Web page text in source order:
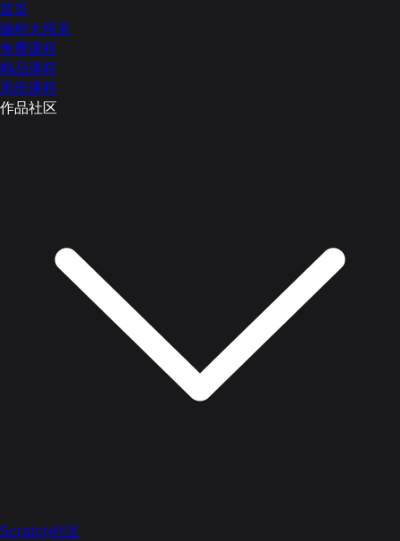
首页
编程大闯关
免费课程
精品课程
系统课程
作品社区
Scratch社区